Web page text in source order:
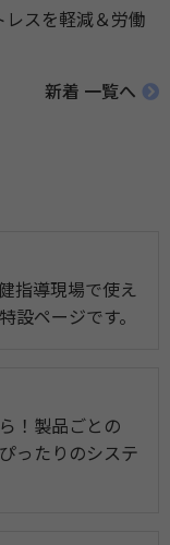
レスを軽減＆労働
新着 一覧へ
指導現場で使え
設ページです。
！製品ごとの
ったりのシステ